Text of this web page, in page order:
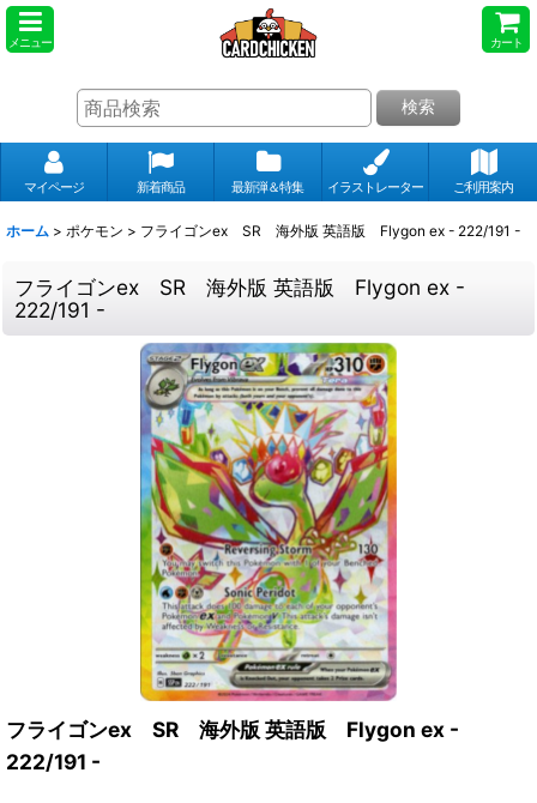
メニュー カート
検索
マイページ 新着商品 最新弾＆特集 イラストレーター ご利用案内
ホーム > ポケモン > フライゴンex SR 海外版 英語版 Flygon ex - 222/191 -
フライゴンex SR 海外版 英語版 Flygon ex -
222/191 -
フライゴンex SR 海外版 英語版 Flygon ex -
222/191 -